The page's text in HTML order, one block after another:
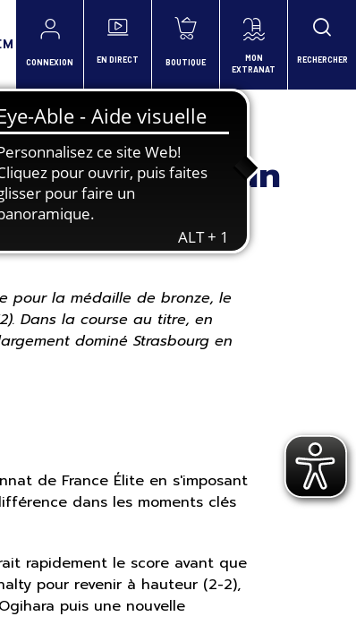
CONNEXION EN DIRECT BOUTIQUE
MON
EXTRANAT
RECHERCHER
dirige vers un
pour la médaille de bronze, le
Dans la course au titre, en
dominé Strasbourg en
de France Élite en s'imposant
dans les moments clés
rapidement le score avant que
pour revenir à hauteur (2-2),
puis une nouvelle